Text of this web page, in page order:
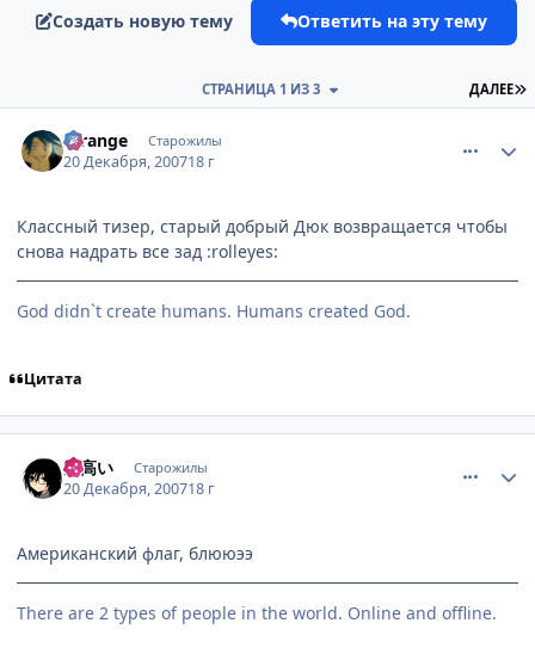
Создать новую тему Ответить на эту тему
ДАЛЕЕ
СТРАНИЦА 1 ИЗ 3
Strange Старожилы
20 Декабря, 200718 г
Классный тизер, старый добрый Дюк возвращается чтобы
снова надрать все зад :rolleyes:
God didn`t create humans. Humans created God.
Цитата
空高い Старожилы
20 Декабря, 200718 г
Американский флаг, блююээ
There are 2 types of people in the world. Online and offline.